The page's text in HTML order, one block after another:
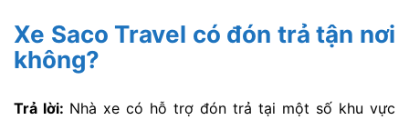
Xe Saco Travel có đón trả tận nơi
không?
Trả lời: Nhà xe có hỗ trợ đón trả tại một số khu vực